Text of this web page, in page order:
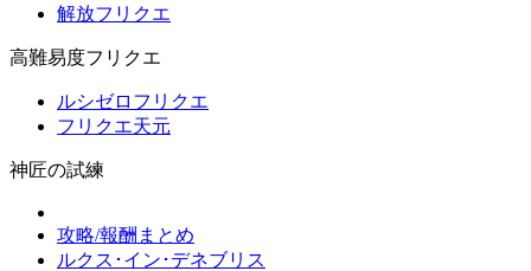
解放フリクエ
高難易度フリクエ
ルシゼロフリクエ
フリクエ天元
神匠の試練
攻略/報酬まとめ
ルクス･イン･デネブリス